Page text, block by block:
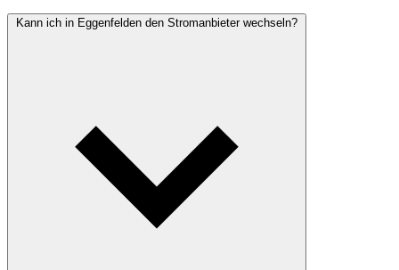
Kann ich in Eggenfelden den Stromanbieter wechseln?